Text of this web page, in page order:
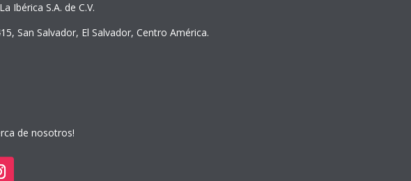
Ibérica S.A. de C.V.
San Salvador, El Salvador, Centro América.
de nosotros!